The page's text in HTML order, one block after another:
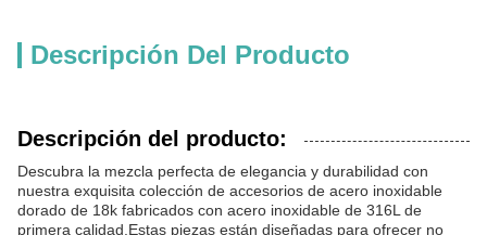
Descripción Del Producto
Descripción del producto:
Descubra la mezcla perfecta de elegancia y durabilidad con
nuestra exquisita colección de accesorios de acero inoxidable
dorado de 18k fabricados con acero inoxidable de 316L de
primera calidad.Estas piezas están diseñadas para ofrecer no